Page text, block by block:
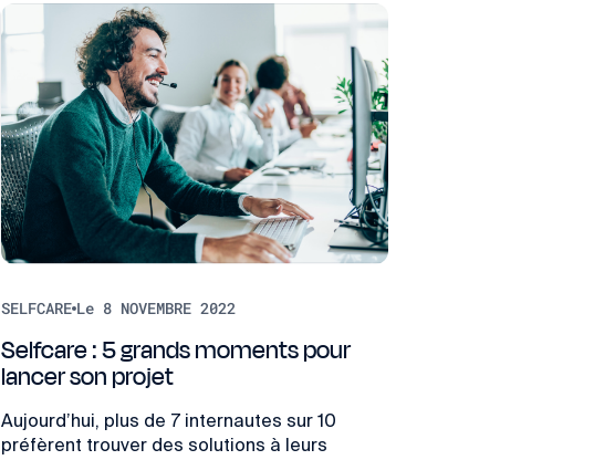
SELFCARE Le 8 NOVEMBRE 2022
Selfcare : 5 grands moments pour
lancer son projet
Aujourd’hui, plus de 7 internautes sur 10
préfèrent trouver des solutions à leurs